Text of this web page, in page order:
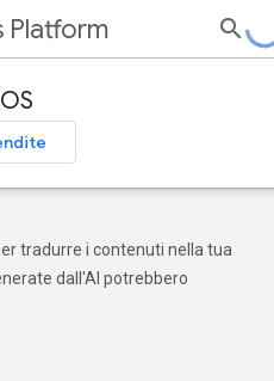
Platform
tradurre i contenuti nella tua
dall'AI potrebbero